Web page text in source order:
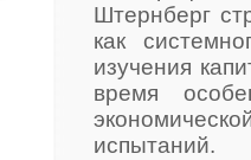
Штернберг
как
изучения
время
испытаний.